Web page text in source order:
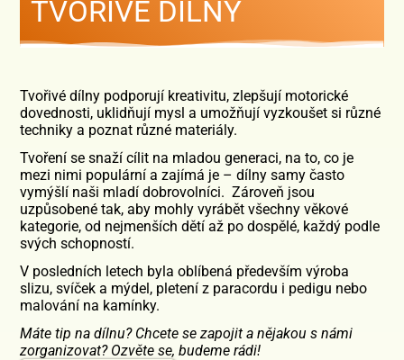
TVOŘIVÉ DÍLNY
Tvořivé dílny podporují kreativitu, zlepšují motorické
dovednosti, uklidňují mysl a umožňují vyzkoušet si různé
techniky a poznat různé materiály.
Tvoření se snaží cílit na mladou generaci, na to, co je
mezi nimi populární a zajímá je – dílny samy často
vymýšlí naši mladí dobrovolníci. Zároveň jsou
uzpůsobené tak, aby mohly vyrábět všechny věkové
kategorie, od nejmenších dětí až po dospělé, každý podle
svých schopností.
V posledních letech byla oblíbená především výroba
slizu, svíček a mýdel, pletení z paracordu i pedigu nebo
malování na kamínky.
Máte tip na dílnu? Chcete se zapojit a nějakou s námi
zorganizovat? Ozvěte se, budeme rádi!